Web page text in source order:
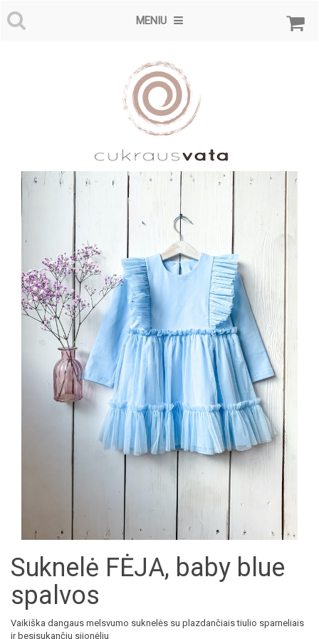
MENIU
Suknelė FĖJA, baby blue
spalvos
Vaikiška dangaus melsvumo suknelės su plazdančiais tiulio sparneliais
ir besisukančiu sijonėliu